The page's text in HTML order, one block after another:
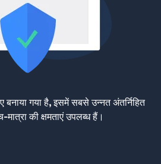
गया है, इसमें सबसे उन्नत अंतर्निहित
मात्रा की क्षमताएं उपलब्ध हैं।